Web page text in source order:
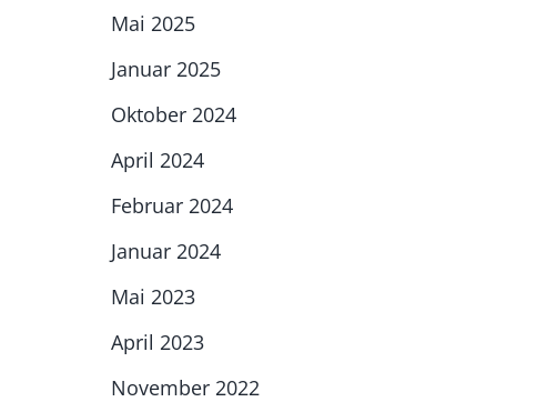
Mai 2025
Januar 2025
Oktober 2024
April 2024
Februar 2024
Januar 2024
Mai 2023
April 2023
November 2022